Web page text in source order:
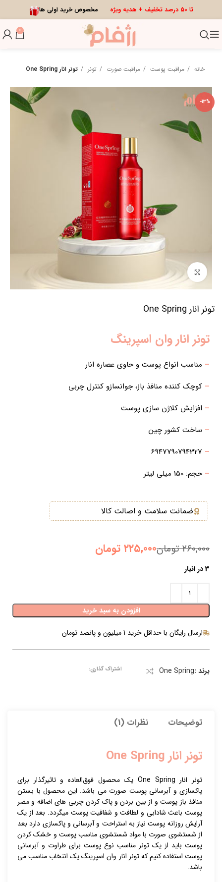
تا 50 درصد تخفیف + هدیه ویژه مخصوص خرید اولی ها
0
خانه مراقبت پوست مراقبت صورت تونر تونر انار One Spring
-13%
برای بزرگنمایی کلیک کنید
تونر انار One Spring
تونر انار وان اسپرینگ
– مناسب انواع پوست و حاوی عصاره انار
– کوچک کننده منافذ باز، جوانسازو کنترل چربی
– افزایش کلاژن سازی پوست
– ساخت کشور چین
–
– حجم: 150 میلی لیتر
ضمانت سلامت و اصالت کالا
۲۶۰,۰۰۰ تومان۲۲۵,۰۰۰ تومان
3 در انبار
افزودن به سبد خرید
ارسال رایگان با حداقل خرید 1 میلیون و پانصد تومان
برند :One Spring اشتراک گذاری:
توضیحات نظرات (1)
تونر انار One Spring
تونر انار One Spring یک محصول فوق‌العاده و تاثیرگذار برای
پاکسازی و آبرسانی پوست صورت می باشد. این محصول با بستن
منافذ باز پوست و از بین بردن و پاک کردن چربی های اضافه و مضر
پوست باعث شادابی و لطافت و شفافیت پوست میگردد. بعد از یک
آرایش روزانه پوست نیاز به استراحت و آبرسانی و پاکسازی دارد بعد
از شستشوی صورت با مواد شستشوی مناسب پوست و خشک کردن
پوست باید از یک تونر مناسب نوع پوست برای طراوت و آبرسانی
پوست استفاده کنیم که تونر انار وان اسپرینگ یک انتخاب مناسب می
باشد.